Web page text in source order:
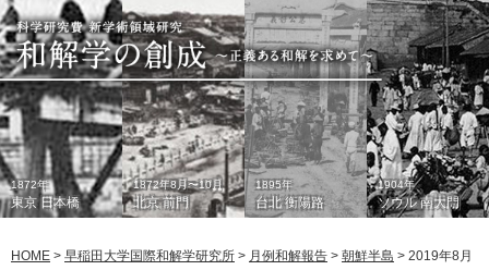
1872年
東京 日本橋
1872年8月〜10月
北京 前門
1895年
台北 衡陽路
1904年
ソウル 南大門
HOME > 早稲田大学国際和解学研究所 > 月例和解報告 > 朝鮮半島 > 2019年8月